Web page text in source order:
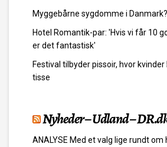
Myggebårne sygdomme i Danmark?
Hotel Romantik-par: 'Hvis vi får 10
er det fantastisk'
Festival tilbyder pissoir, hvor kvinder
tisse
Nyheder – Udland –
ANALYSE Med et valg lige rundt